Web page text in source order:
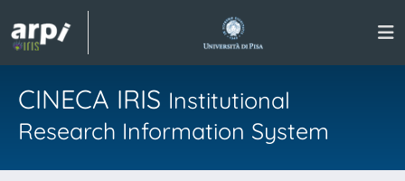
CINECA IRIS Institutional
Research Information System